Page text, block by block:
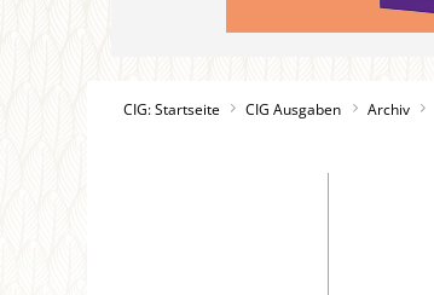
CIG: Startseite CIG Ausgaben Archiv